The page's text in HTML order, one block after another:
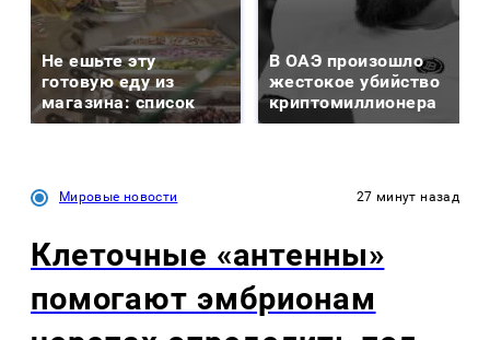
Не ешьте эту
готовую еду из
магазина: список
В ОАЭ произошло
жестокое убийство
криптомиллионера
Мировые новости 27 минут назад
Клеточные «антенны»
помогают эмбрионам